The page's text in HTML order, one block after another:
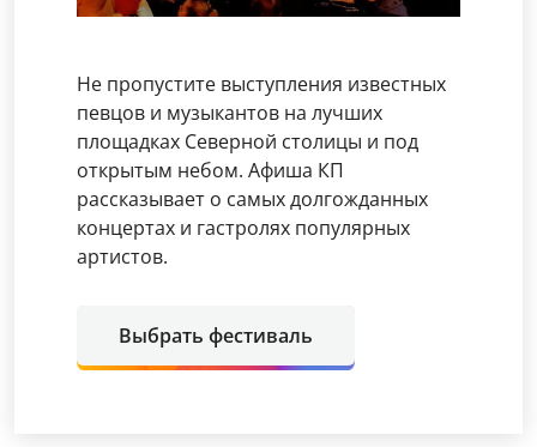
Не пропустите выступления известных
певцов и музыкантов на лучших
площадках Северной столицы и под
открытым небом. Афиша КП
рассказывает о самых долгожданных
концертах и гастролях популярных
артистов.
Выбрать фестиваль